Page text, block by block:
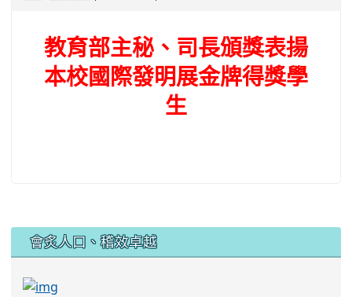
教育部主秘、司長頒獎表揚
本校國際發明展金牌得獎學
生
會炙人口、稽效卓越